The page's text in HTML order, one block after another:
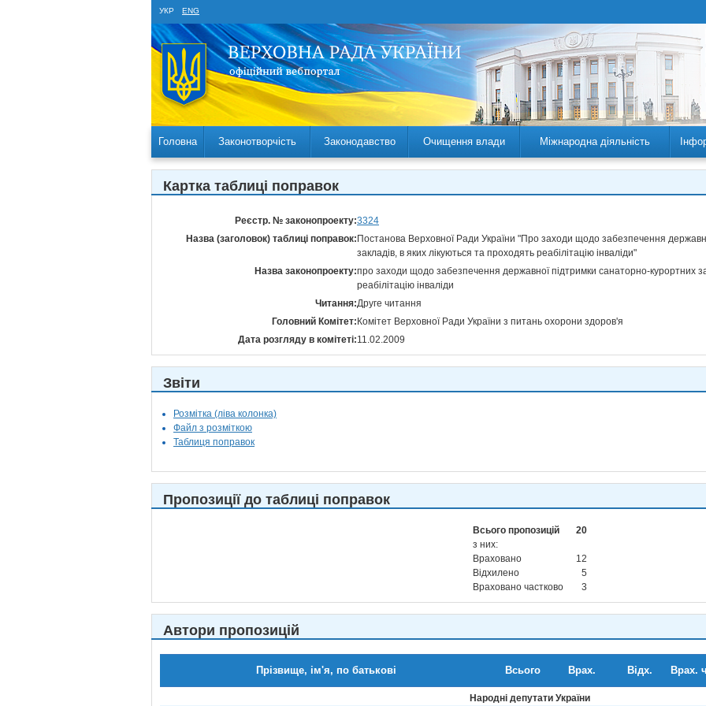
УКР ENG
Головна Законотворчість Законодавство Очищення влади Міжнародна діяльність
Картка таблиці поправок
Реєстр. № законопроекту:3324
Назва (заголовок) таблиці поправок: Постанова Верховної Ради України "Про заходи щодо забезпечення
закладів, в яких лікуються та проходять реабілітацію інваліди"
Назва законопроекту:про заходи щодо забезпечення державної підтримки санаторно-курортних
реабілітацію інваліди
Читання:Друге читання
Головний Комітет: Комітет Верховної Ради України з питань охорони здоров'я
Дата розгляду в комітеті:11.02.2009
Звіти
Розмітка (ліва колонка)
Файл з розміткою
Таблиця поправок
Пропозиції до таблиці поправок
Всього пропозицій
20
з них:
Враховано
12
Відхилено
5
Враховано частково
3
Автори пропозицій
Прізвище, ім'я, по батькові Всього Врах. Відх. Врах.
Народні депутати України